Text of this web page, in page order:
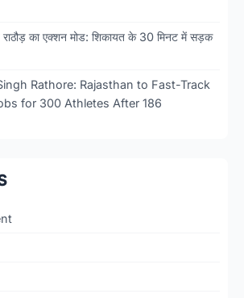
राठौड़ का एक्शन मोड: शिकायत के 30 मिनट में सड़क
Rathore: Rajasthan to Fast-Track
for 300 Athletes After 186